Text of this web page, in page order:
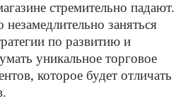
стремительно падают.
заняться
по развитию и
уникальное торговое
которое будет отличать